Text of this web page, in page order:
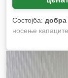
Состојба: добра
носење
тип на гориво: